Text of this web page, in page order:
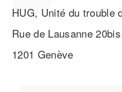
HUG, Unité du trouble
Rue de Lausanne 20bis
1201 Genève